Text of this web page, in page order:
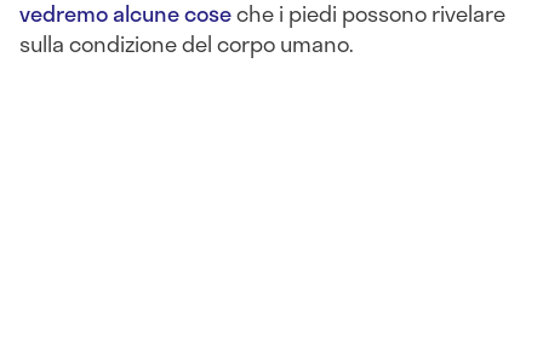
vedremo alcune coseche i piedi possono rivelare
sulla condizione del corpo umano.